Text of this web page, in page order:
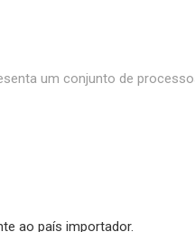
um conjunto de
ao país importador.